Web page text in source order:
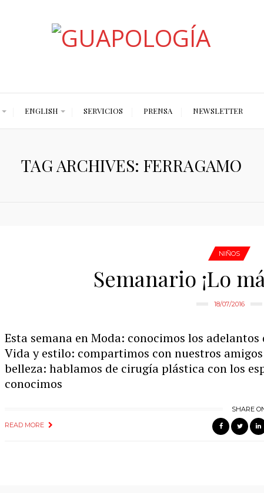
ENGLISH SERVICIOS PRENSA NEWSLETTER
TAG ARCHIVES: FERRAGAMO
NIÑOS
Semanario ¡Lo
18/07/2016
Esta semana en Moda: conocimos los
Vida y estilo: compartimos con nuestros
belleza: hablamos de cirugía plástica con los
conocimos
READ MORE
SHARE